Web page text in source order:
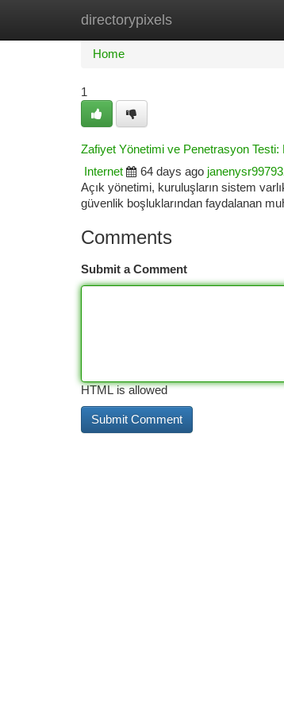
directorypixels
Home New Site Listings
Home
1
Zafiyet Yönetimi ve Penetrasyon Testi:
Internet
64 days ago
Açık yönetimi, kuruluşların sistem
güvenlik boşluklarından faydalanan
Comments
Submit a Comment
HTML is allowed